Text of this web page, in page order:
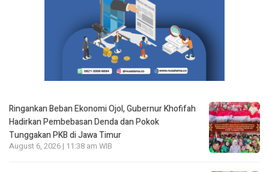
Ringankan Beban Ekonomi Ojol, Gubernur Khofifah
Hadirkan Pembebasan Denda dan Pokok
Tunggakan PKB di Jawa Timur
August 6, 2026 | 11:38 am WIB